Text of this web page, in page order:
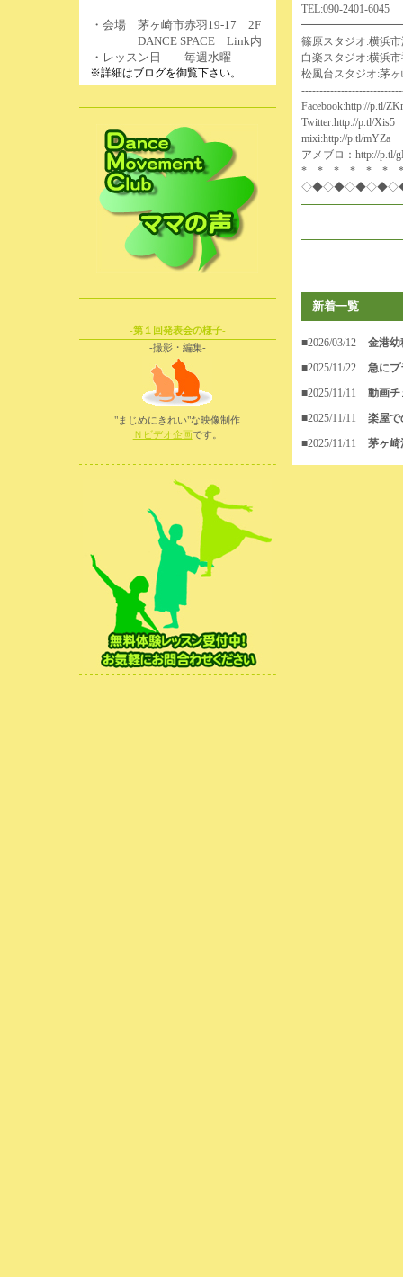
TEL:090-2401-6045
篠原スタジオ:横浜
白楽スタジオ:横浜
松風台スタジオ:茅ヶ
Facebook:http://p.tl/
Twitter:http://p.tl/Xis5
mixi:http://p.tl/mYZa
アメブロ： http://p.tl/
新着一覧
■2026/03/12
金港
■2025/11/22
急にプ
■2025/11/11
動画チ
■2025/11/11
楽屋で
■2025/11/11
茅ヶ崎
・会場 茅ヶ崎市赤羽19-17 2F
DANCE SPACE Link内
・レッスン日 毎週水曜
※詳細はブログを御覧下さい。
-
-第１回発表会の様子-
-撮影・編集-
"まじめにきれい"な映像制作
Ｎビデオ企画です。